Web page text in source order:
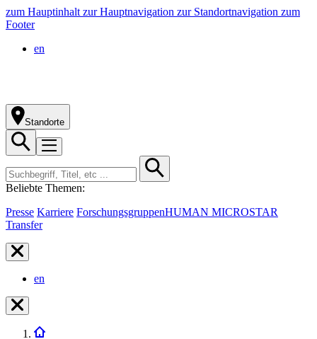
zum Hauptinhalt zur Hauptnavigation zur Standortnavigation zum
Footer
en
Standorte
Beliebte Themen:
Presse Karriere ForschungsgruppenHUMAN MICROSTAR
Transfer
en